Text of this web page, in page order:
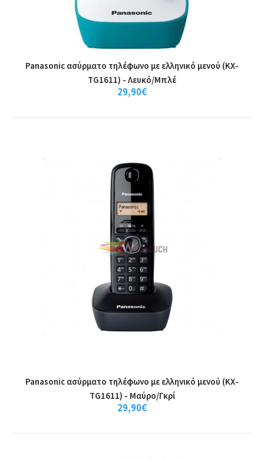
Gigaset DL580 Black Σταθερό
συνομιλία, μεγάλα πλήκτρα
Ψηφ.Τηλέφωνο,φωτ.οθόνη,αναγνώρ.κλήσης,ανοιχτή συνομιλία,
Καλάθι
+Σύγκριση
+Αγαπημένο
Panasonic ασύρματο τηλέφωνο με ελληνικό μενού (KX-
TG1611) - Λευκό/Μπλέ
29,90€
Panasonic ασύρματο τηλέφωνο με ελληνικό μενού (KX-
TG1611) - Μαύρο/Γκρί
29,90€